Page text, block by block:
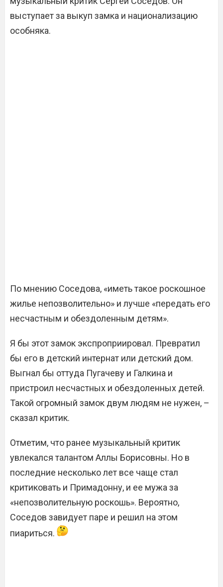
выступает за выкуп замка и национализацию
особняка.
По мнению Соседова, «иметь такое роскошное
жилье непозволительно» и лучше «передать его
несчастным и обездоленным детям».
Я бы этот замок экспроприировал. Превратил
бы его в детский интернат или детский дом.
Выгнал бы оттуда Пугачеву и Галкина и
пристроил несчастных и обездоленных детей.
Такой огромный замок двум людям не нужен, –
сказал критик.
Отметим, что ранее музыкальный критик
увлекался талантом Аллы Борисовны. Но в
последние несколько лет все чаще стал
критиковать и Примадонну, и ее мужа за
«непозволительную роскошь». Вероятно,
Соседов завидует паре и решил на этом
пиариться.